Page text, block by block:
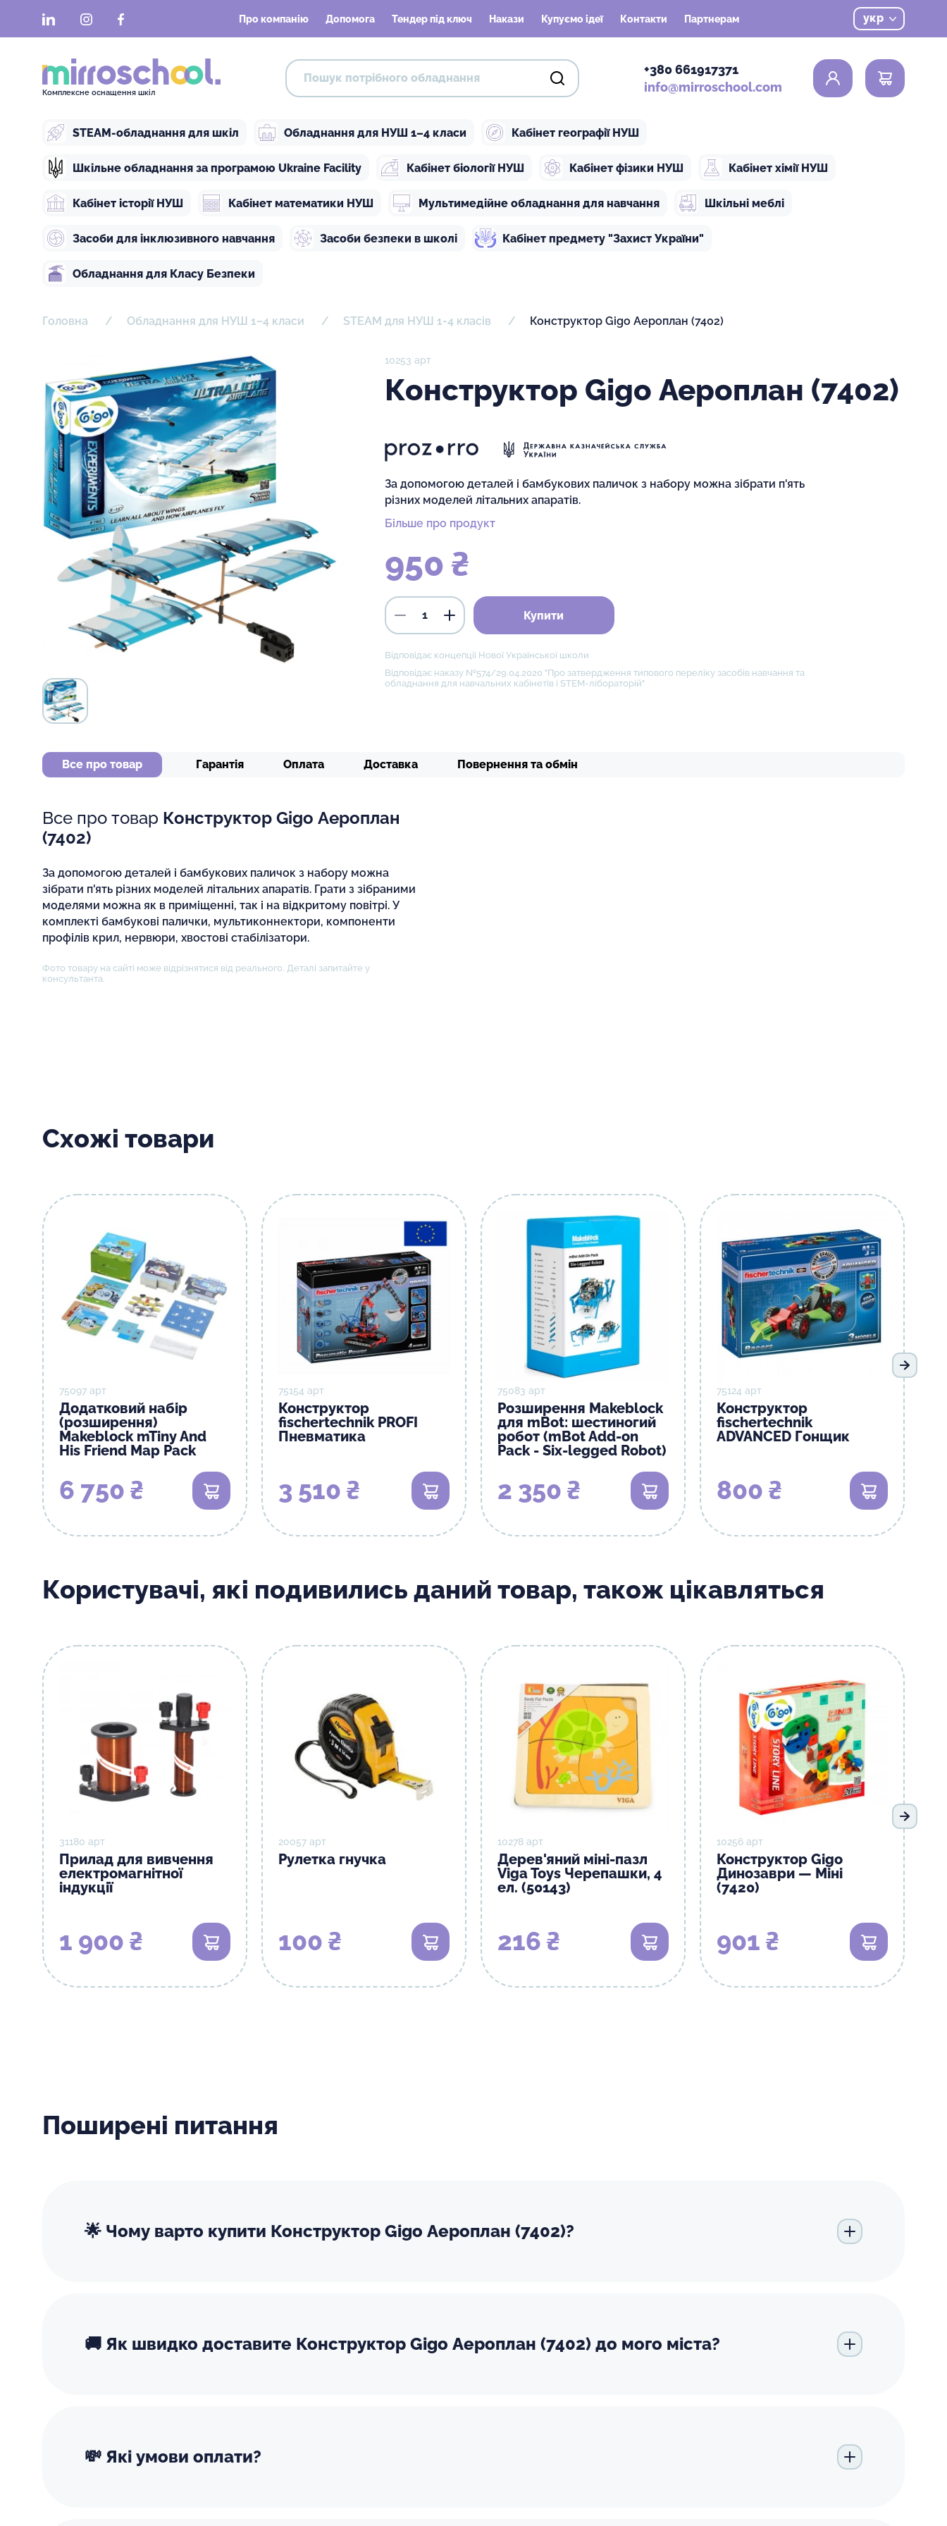
LinkedInInstagramFacebook Про компанію Допомога Тендер під ключ Накази Купуємо ідеї Контакти Партнерам укр
Комплексне оснащення шкіл
+380 661917371
info@mirroschool.com
0
STEAM-обладнання для шкіл Обладнання для НУШ 1–4 класи Кабінет географії НУШ
Шкільне обладнання за програмою Ukraine Facility Кабінет біології НУШ Кабінет фізики НУШ Кабінет хімії НУШ
Кабінет історії НУШ Кабінет математики НУШ Мультимедійне обладнання для навчання Шкільні меблі
Засоби для інклюзивного навчання Засоби безпеки в школі Кабінет предмету "Захист України"
Обладнання для Класу Безпеки
Головна Обладнання для НУШ 1–4 класи STEAM для НУШ 1-4 класів Конструктор Gigo Аероплан (7402)
10253 арт
Конструктор Gigo Аероплан (7402)
За допомогою деталей і бамбукових паличок з набору можна зібрати п'ять
різних моделей літальних апаратів.
Більше про продукт
950 ₴
Купити
Відповідає концепції Нової Української школи
Відповідає наказу №574/29.04.2020 "Про затвердження типового переліку засобів навчання та
обладнання для навчальних кабінетів і STEM-лібораторій"
Все про товар Гарантія Оплата Доставка Повернення та обмін
Все про товар Конструктор Gigo Аероплан
(7402)
За допомогою деталей і бамбукових паличок з набору можна
зібрати п'ять різних моделей літальних апаратів. Грати з зібраними
моделями можна як в приміщенні, так і на відкритому повітрі. У
комплекті бамбукові палички, мультиконнектори, компоненти
профілів крил, нервюри, хвостові стабілізатори.
Фото товару на сайті може відрізнятися від реального. Деталі запитайте у
консультанта.
Схожі товари
75097 арт
Додатковий набір
(розширення)
Makeblock mTiny And
His Friend Map Pack
6 750 ₴ В кошик
75154 арт
Конструктор
fisсhertechnik PROFI
Пневматика
3 510 ₴ В кошик
75083 арт
Розширення Makeblock
для mBot: шестиногий
робот (mBot Add-on
Pack - Six-legged Robot)
2 350 ₴ В кошик
75124 арт
Конструктор
fisсhertechnik
ADVANCED Гонщик
800 ₴ В кошик
Користувачі, які подивились даний товар, також цікавляться
31180 арт
Прилад для вивчення
електромагнітної
індукції
1 900 ₴ В кошик
20057 арт
Рулетка гнучка
100 ₴ В кошик
10278 арт
Дерев'яний міні-пазл
Viga Toys Черепашки, 4
ел. (50143)
216 ₴ В кошик
10256 арт
Конструктор Gigo
Динозаври — Міні
(7420)
901 ₴ В кошик
Поширені питання
🌟 Чому варто купити Конструктор Gigo Аероплан (7402)?
🚚 Як швидко доставите Конструктор Gigo Аероплан (7402) до мого міста?
💸 Які умови оплати?